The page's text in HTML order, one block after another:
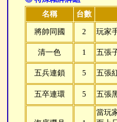
名稱
台數
將帥同國
2 玩家
清一色 1 五張
五兵連鎖 5 五張
五卒連環 5 五張
當玩